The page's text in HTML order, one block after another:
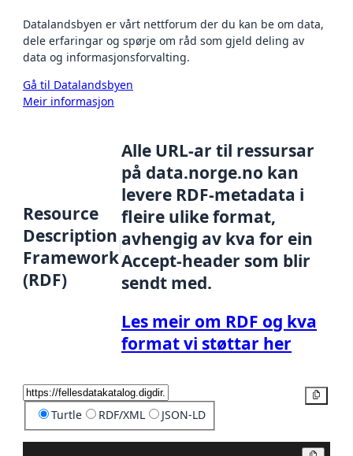
Datalandsbyen er vårt nettforum der du kan be om data,
dele erfaringar og spørje om råd som gjeld deling av
data og informasjonsforvalting.
Gå til Datalandsbyen
Meir informasjon
Resource
Description
Framework
(RDF)
Alle URL-ar til ressursar
på data.norge.no kan
levere RDF-metadata i
fleire ulike format,
avhengig av kva for ein
Accept-header som blir
sendt med.
Les meir om RDF og kva
format vi støttar her
Turtle RDF/XML JSON-LD